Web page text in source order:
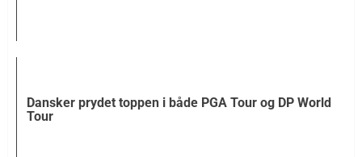
Dansker prydet toppen i både PGA Tour og DP World
Tour